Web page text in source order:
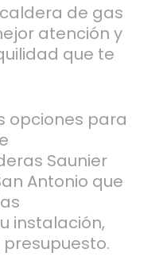
de gas
atención y
que te
opciones para
Saunier
Antonio que
instalación,